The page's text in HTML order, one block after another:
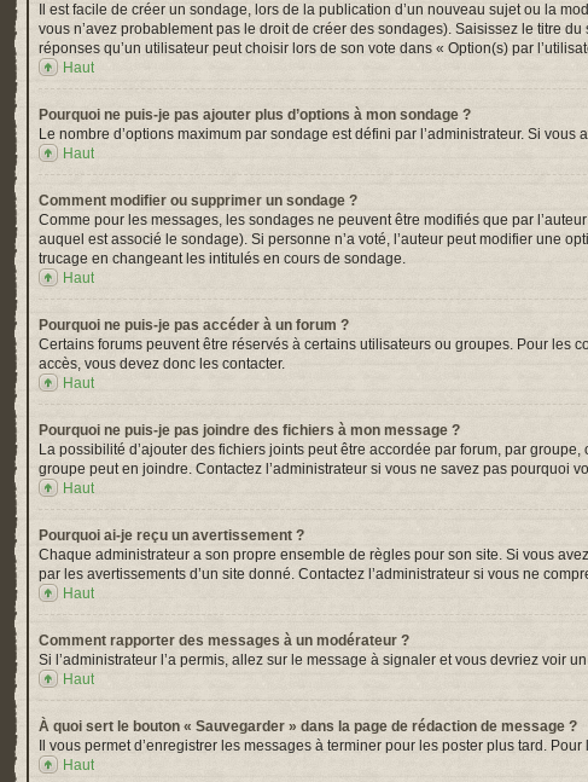
Il est facile de créer un sondage, lors de la publication d’un nouveau sujet ou la
vous n’avez probablement pas le droit de créer des sondages). Saisissez le titre
réponses qu’un utilisateur peut choisir lors de son vote dans « Option(s) par
Haut
Pourquoi ne puis-je pas ajouter plus d’options à mon sondage ?
Le nombre d’options maximum par sondage est défini par l’administrateur. Si vous
Haut
Comment modifier ou supprimer un sondage ?
Comme pour les messages, les sondages ne peuvent être modifiés que par
auquel est associé le sondage). Si personne n’a voté, l’auteur peut modifier une
trucage en changeant les intitulés en cours de sondage.
Haut
Pourquoi ne puis-je pas accéder à un forum ?
Certains forums peuvent être réservés à certains utilisateurs ou groupes. Pour les
accès, vous devez donc les contacter.
Haut
Pourquoi ne puis-je pas joindre des fichiers à mon message ?
La possibilité d’ajouter des fichiers joints peut être accordée par forum, par
groupe peut en joindre. Contactez l’administrateur si vous ne savez pas pourquoi
Haut
Pourquoi ai-je reçu un avertissement ?
Chaque administrateur a son propre ensemble de règles pour son site. Si vous
par les avertissements d’un site donné. Contactez l’administrateur si vous ne
Haut
Comment rapporter des messages à un modérateur ?
Si l’administrateur l’a permis, allez sur le message à signaler et vous devriez voir
Haut
À quoi sert le bouton « Sauvegarder » dans la page de rédaction de message ?
Il vous permet d’enregistrer les messages à terminer pour les poster plus tard.
Haut